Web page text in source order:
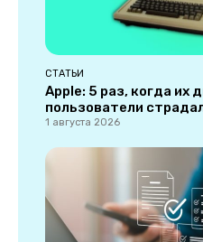
СТАТЬИ
Apple: 5 раз, когда их
пользователи
1 августа 2026